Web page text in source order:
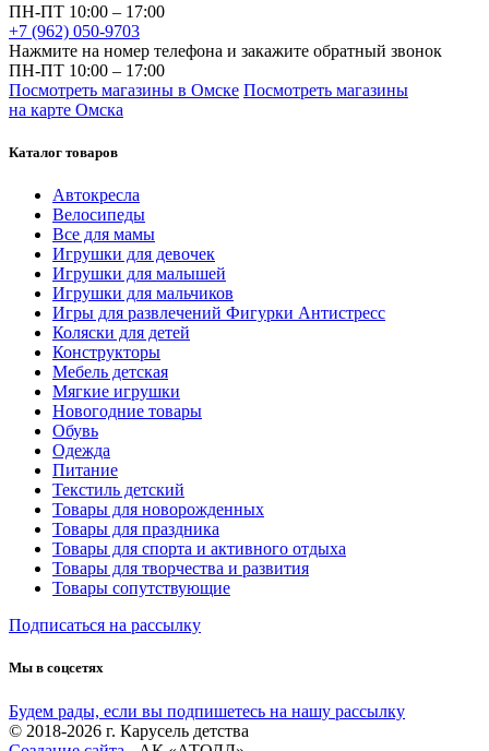
ПН-ПТ 10:00 – 17:00
+7 (962) 050-9703
Нажмите на номер телефона и закажите обратный звонок
ПН-ПТ 10:00 – 17:00
Посмотреть магазины в Омске Посмотреть магазины
на карте Омска
Каталог товаров
Автокресла
Велосипеды
Все для мамы
Игрушки для девочек
Игрушки для малышей
Игрушки для мальчиков
Игры для развлечений Фигурки Антистресс
Коляски для детей
Конструкторы
Мебель детская
Мягкие игрушки
Новогодние товары
Обувь
Одежда
Питание
Текстиль детский
Товары для новорожденных
Товары для праздника
Товары для спорта и активного отдыха
Товары для творчества и развития
Товары сопутствующие
Подписаться на рассылку
Мы в соцсетях
Будем рады, если вы подпишетесь на нашу рассылку
© 2018-2026 г. Карусель детства